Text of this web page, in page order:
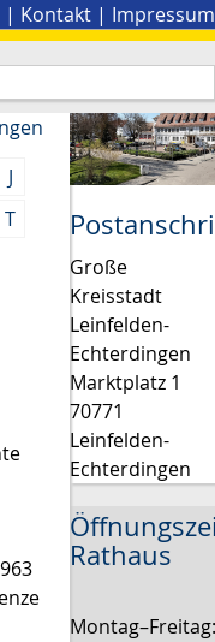
| Kontakt | Impressum
J
T
Große
Kreisstadt
Leinfelden-
Echterdingen
Marktplatz 1
70771
Leinfelden-
Echterdingen
Rathaus